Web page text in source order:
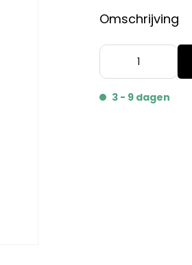
Omschrijving
3 - 9 dagen